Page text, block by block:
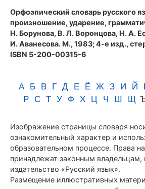
Орфоэпический словарь русского
произношение, ударение,
Н. Борунова, В. Л. Воронцова, Н. А.
И. Аванесова. М., 1983; 4-е изд.,
ISBN 5-200-00315-6
А Б В Г Д Е Ё Ж З И Й
Р С Т У Ф Х Ц Ч Ш Щ
Изображение страницы словаря
ознакомительный характер и
образовательном процессе. Права
принадлежат законным владельцам,
издательство «Русский язык».
Размещение иллюстративных